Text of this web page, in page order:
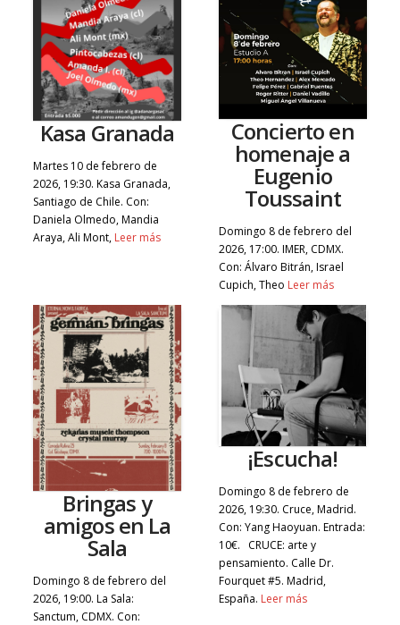
Kasa Granada
Martes 10 de febrero de
2026, 19:30. Kasa Granada,
Santiago de Chile. Con:
Daniela Olmedo, Mandia
Araya, Ali Mont, Leer más
Concierto en
homenaje a
Eugenio
Toussaint
Domingo 8 de febrero del
2026, 17:00. IMER, CDMX.
Con: Álvaro Bitrán, Israel
Cupich, Theo Leer más
Bringas y
amigos en La
Sala
Domingo 8 de febrero del
2026, 19:00. La Sala:
Sanctum, CDMX. Con:
¡Escucha!
Domingo 8 de febrero de
2026, 19:30. Cruce, Madrid.
Con: Yang Haoyuan. Entrada:
10€. CRUCE: arte y
pensamiento. Calle Dr.
Fourquet #5. Madrid,
España. Leer más